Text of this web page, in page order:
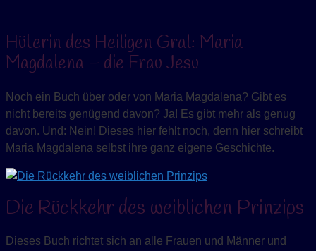
Hüterin des Heiligen Gral: Maria
Magdalena – die Frau Jesu
Noch ein Buch über oder von Maria Magdalena? Gibt es
nicht bereits genügend davon? Ja! Es gibt mehr als genug
davon. Und: Nein! Dieses hier fehlt noch, denn hier schreibt
Maria Magdalena selbst ihre ganz eigene Geschichte.
Die Rückkehr des weiblichen Prinzips
Dieses Buch richtet sich an alle Frauen und Männer und